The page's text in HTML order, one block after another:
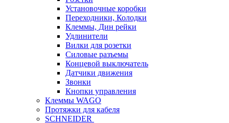
Установочные коробки
Переходники, Колодки
Клеммы, Дин рейки
Удлинители
Вилки для розетки
Силовые разъемы
Концевой выключатель
Датчики движения
Звонки
Кнопки управления
Клеммы WAGO
Протяжки для кабеля
SCHNEIDER